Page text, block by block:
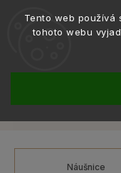
Tento web používá
tohoto webu
/ /
Náušnice